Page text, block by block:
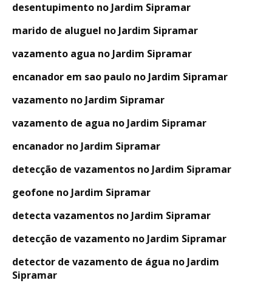
desentupimento no Jardim Sipramar
marido de aluguel no Jardim Sipramar
vazamento agua no Jardim Sipramar
encanador em sao paulo no Jardim Sipramar
vazamento no Jardim Sipramar
vazamento de agua no Jardim Sipramar
encanador no Jardim Sipramar
detecção de vazamentos no Jardim Sipramar
geofone no Jardim Sipramar
detecta vazamentos no Jardim Sipramar
detecção de vazamento no Jardim Sipramar
detector de vazamento de água no Jardim
Sipramar